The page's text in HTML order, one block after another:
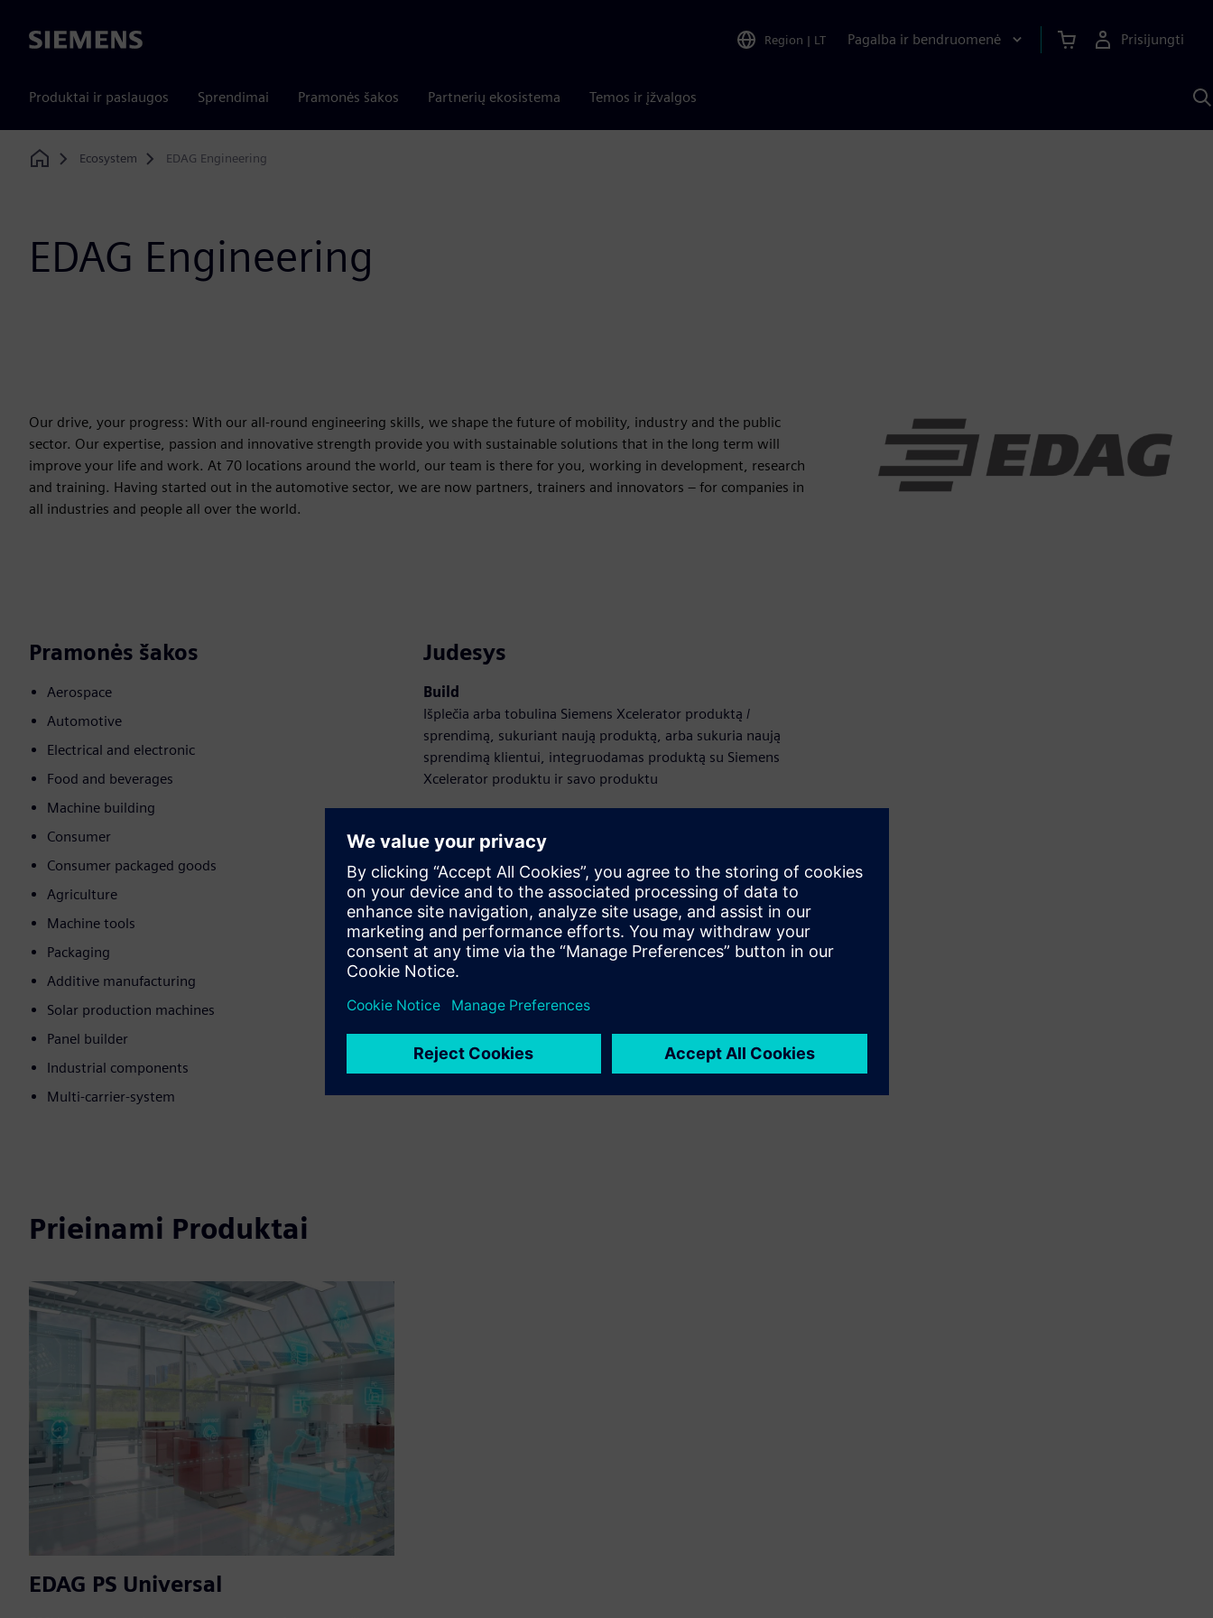
Siemens Region | LT Pagalba ir bendruomenė Prisijungti
Produktai ir paslaugos Sprendimai Pramonės šakos Partnerių ekosistema Temos ir įžvalgos
Home
Ecosystem EDAG Engineering
EDAG Engineering
Our drive, your progress: With our all-round engineering skills, we shape the future of mobility, industry and the public
sector. Our expertise, passion and innovative strength provide you with sustainable solutions that in the long term will
improve your life and work. At 70 locations around the world, our team is there for you, working in development, research
and training. Having started out in the automotive sector, we are now partners, trainers and innovators – for companies in
all industries and people all over the world.
Pramonės šakos
Aerospace
Automotive
Electrical and electronic
Food and beverages
Machine building
Consumer
Consumer packaged goods
Agriculture
Machine tools
Packaging
Additive manufacturing
Solar production machines
Panel builder
Industrial components
Multi-carrier-system
Judesys
Build
Išplečia arba tobulina Siemens Xcelerator produktą /
sprendimą, sukuriant naują produktą, arba sukuria naują
sprendimą klientui, integruodamas produktą su Siemens
Xcelerator produktu ir savo produktu
Teikia paslaugas, susijusias su Siemens Xcelerator
produktu (-ais) / sprendiniu (-iais), padedančiais klientui jį
(-juos) įdiegti, integruoti, eksploatuoti ar palaikyti
Prieinami Produktai
EDAG PS Universal